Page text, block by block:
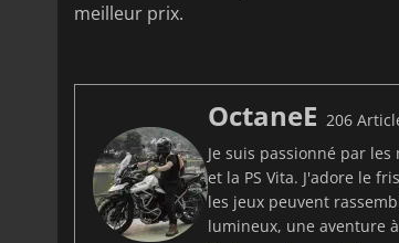
meilleur prix.
OctaneE 206
Je suis passionné par
et la PS Vita. J'adore le
les jeux peuvent
lumineux, une aventure